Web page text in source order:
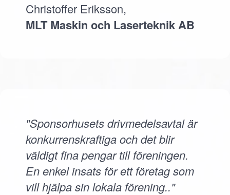
Christoffer Eriksson,
MLT Maskin och Laserteknik AB
"Sponsorhusets drivmedelsavtal är
konkurrenskraftiga och det blir
väldigt fina pengar till föreningen.
En enkel insats för ett företag som
vill hjälpa sin lokala förening.."